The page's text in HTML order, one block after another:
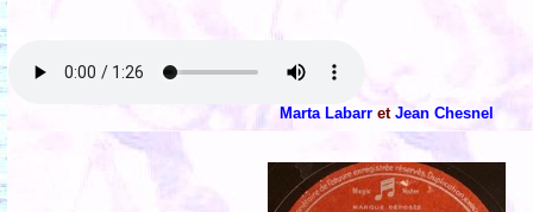
Marta Labarr et Jean Chesnel